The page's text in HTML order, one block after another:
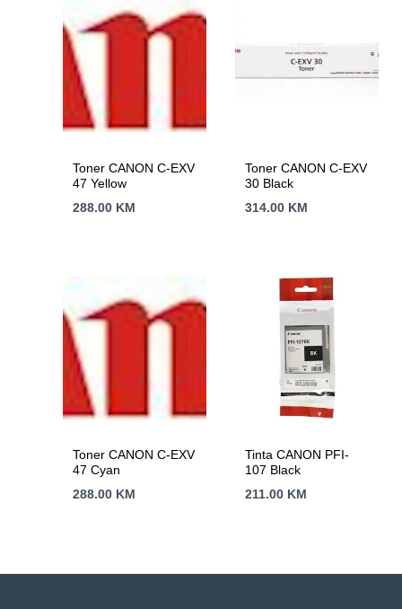
Toner CANON C-EXV
47 Yellow
288.00 KM
Toner CANON C-EXV
30 Black
314.00 KM
Toner CANON C-EXV
47 Cyan
288.00 KM
Tinta CANON PFI-
107 Black
211.00 KM